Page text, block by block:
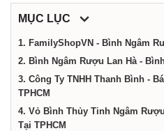
điểm,
dịch
vụ
MỤC LỤC
1. FamilyShopVN - Bình Ngâm
2. Bình Ngâm Rượu Lan Hà -
3. Công Ty TNHH Thanh Bình -
TPHCM
4. Vỏ Bình Thủy Tinh Ngâm
Tại TPHCM